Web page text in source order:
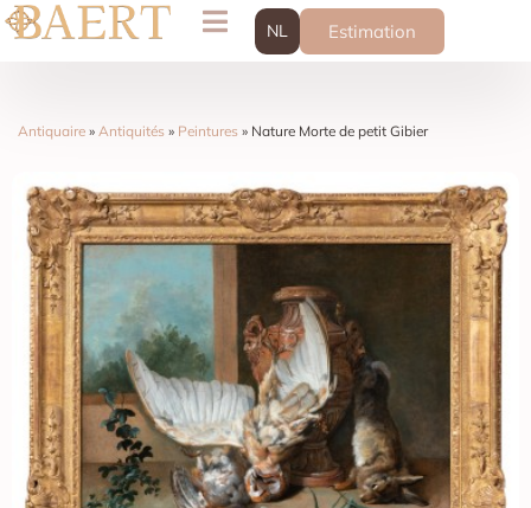
NL Estimation
Antiquaire » Antiquités » Peintures » Nature Morte de petit Gibier